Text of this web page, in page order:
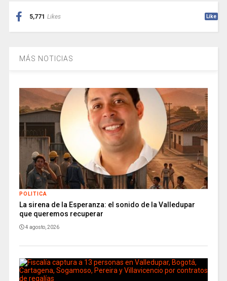
5,771 Likes Like
MÁS NOTICIAS
POLITICA
La sirena de la Esperanza: el sonido de la Valledupar
que queremos recuperar
4 agosto, 2026